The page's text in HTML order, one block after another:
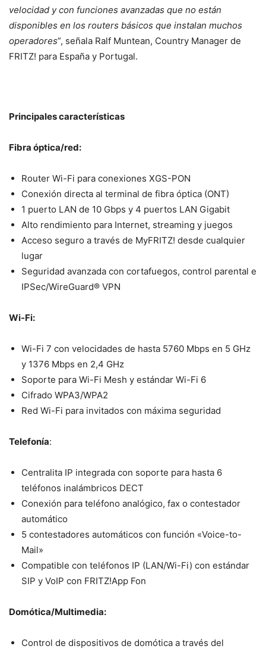
velocidad y con funciones avanzadas que no están
disponibles en los routers básicos que instalan muchos
operadores”, señala Ralf Muntean, Country Manager de
FRITZ! para España y Portugal.
Principales características
Fibra óptica/red:
Router Wi-Fi para conexiones XGS-PON
Conexión directa al terminal de fibra óptica (ONT)
1 puerto LAN de 10 Gbps y 4 puertos LAN Gigabit
Alto rendimiento para Internet, streaming y juegos
Acceso seguro a través de MyFRITZ! desde cualquier
lugar
Seguridad avanzada con cortafuegos, control parental e
IPSec/WireGuard® VPN
Wi-Fi:
Wi-Fi 7 con velocidades de hasta 5760 Mbps en 5 GHz
y 1376 Mbps en 2,4 GHz
Soporte para Wi-Fi Mesh y estándar Wi-Fi 6
Cifrado WPA3/WPA2
Red Wi-Fi para invitados con máxima seguridad
Telefonía:
Centralita IP integrada con soporte para hasta 6
teléfonos inalámbricos DECT
Conexión para teléfono analógico, fax o contestador
automático
5 contestadores automáticos con función «Voice-to-
Mail»
Compatible con teléfonos IP (LAN/Wi-Fi) con estándar
SIP y VoIP con FRITZ!App Fon
Domótica/Multimedia:
Control de dispositivos de domótica a través del